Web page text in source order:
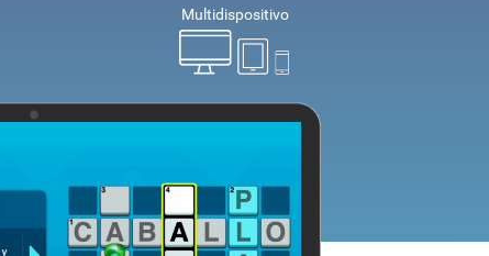
Multidispositivo